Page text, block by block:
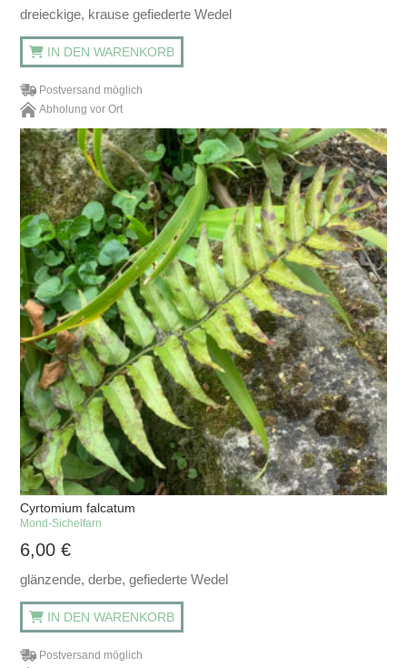
dreieckige, krause gefiederte Wedel
IN DEN WARENKORB
Postversand möglich
Abholung vor Ort
Cyrtomium falcatum
Mond-Sichelfarn
6,00€
glänzende, derbe, gefiederte Wedel
IN DEN WARENKORB
Postversand möglich